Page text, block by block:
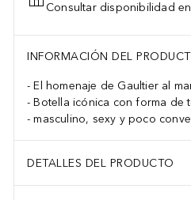
Consultar disponibilidad
INFORMACIÓN DEL
El homenaje de Gaultier al
Botella icónica con forma de
masculino, sexy y poco
DETALLES DEL PRODUCTO